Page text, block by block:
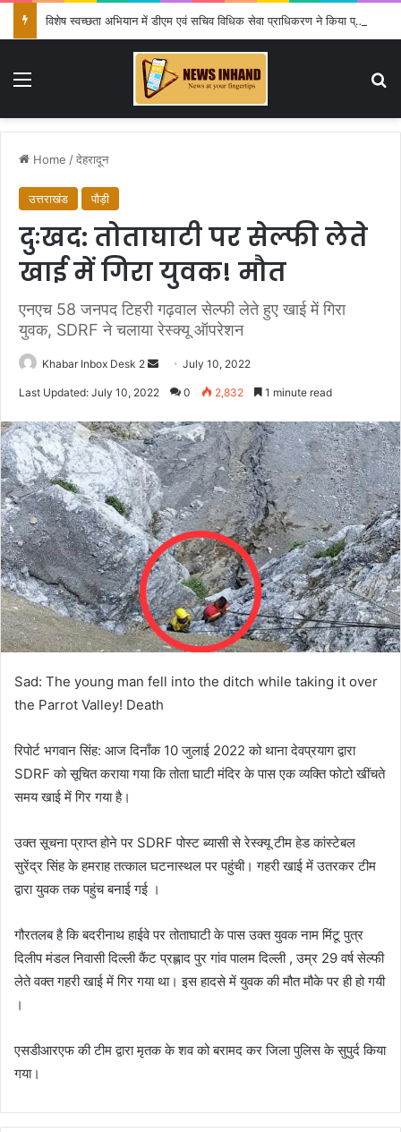
विशेष स्वच्छता अभियान में डीएम एवं सचिव विधिक सेवा प्राधिकरण ने किया प्रतिभाग, 100 से अधिक लोग बने इस अभियान का हिस्सा
Menu
Home /देहरादून
उत्तराखंड पौड़ी
दुःखद: तोताघाटी पर सेल्फी लेते
खाई में गिरा युवक! मौत
एनएच 58 जनपद टिहरी गढ़वाल सेल्फी लेते हुए खाई में गिरा
युवक, SDRF ने चलाया रेस्क्यू ऑपरेशन
Khabar Inbox Desk 2
SendJuly 10, 2022
Last Updated: July 10, 2022 0 2,832 1 minute read
Sad: The young man fell into the ditch while taking it over
the Parrot Valley! Death
रिपोर्ट भगवान सिंह: आज दिनाँक 10 जुलाई 2022 को थाना देवप्रयाग द्वारा
SDRF को सूचित कराया गया कि तोता घाटी मंदिर के पास एक व्यक्ति फोटो खींचते
समय खाई में गिर गया है।
उक्त सूचना प्राप्त होने पर SDRF पोस्ट ब्यासी से रेस्क्यू टीम हेड कांस्टेबल
सुरेंद्र सिंह के हमराह तत्काल घटनास्थल पर पहुंची। गहरी खाई में उतरकर टीम
द्वारा युवक तक पहुंच बनाई गई ।
गौरतलब है कि बदरीनाथ हाईवे पर तोताघाटी के पास उक्त युवक नाम मिंटू पुत्र
दिलीप मंडल निवासी दिल्ली कैंट प्रह्लाद पुर गांव पालम दिल्ली , उम्र 29 वर्ष सेल्फी
लेते वक्त गहरी खाई में गिर गया था। इस हादसे में युवक की मौत मौके पर ही हो गयी
।
एसडीआरएफ की टीम द्वारा मृतक के शव को बरामद कर जिला पुलिस के सुपुर्द किया
गया।